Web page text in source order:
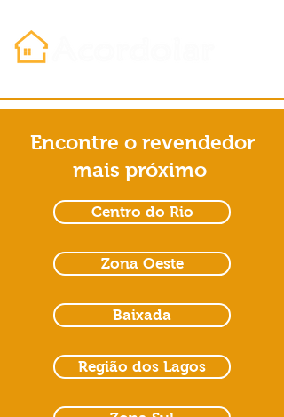
Encontre o revendedor
mais próximo
Centro do Rio
Zona Oeste
Baixada
Região dos Lagos